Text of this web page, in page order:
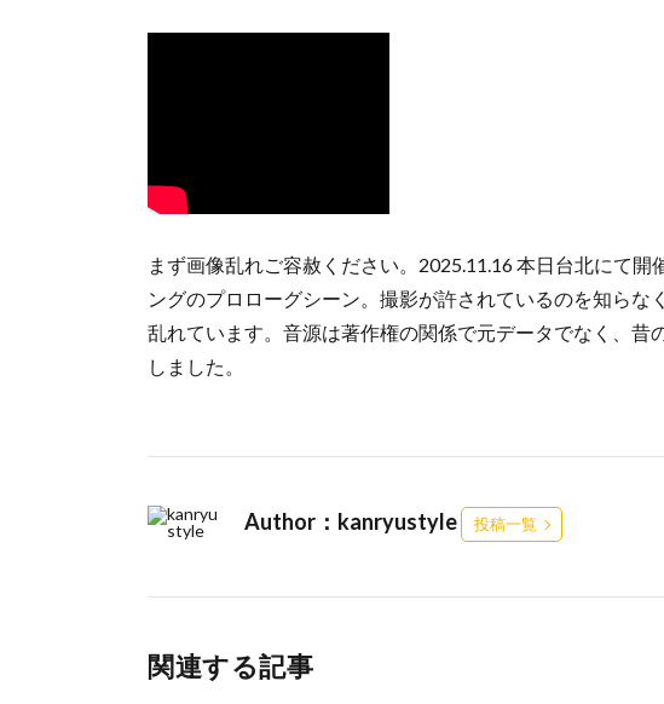
まず画像乱れご容赦ください。2025.11.16 本日台北にて
ングのプロローグシーン。撮影が許されているのを知ら
乱れています。音源は著作権の関係で元データでなく、昔
しました。
Author：kanryustyle 投稿一覧
関連する記事